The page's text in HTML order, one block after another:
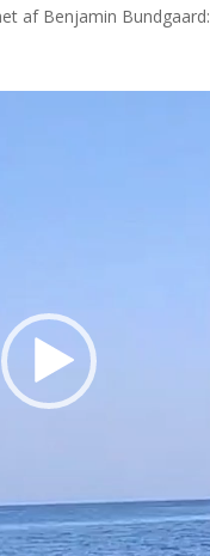
af Benjamin Bundgaard: